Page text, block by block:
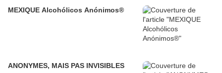
MEXIQUE Alcohólicos Anónimos®
ANONYMES, MAIS PAS INVISIBLES